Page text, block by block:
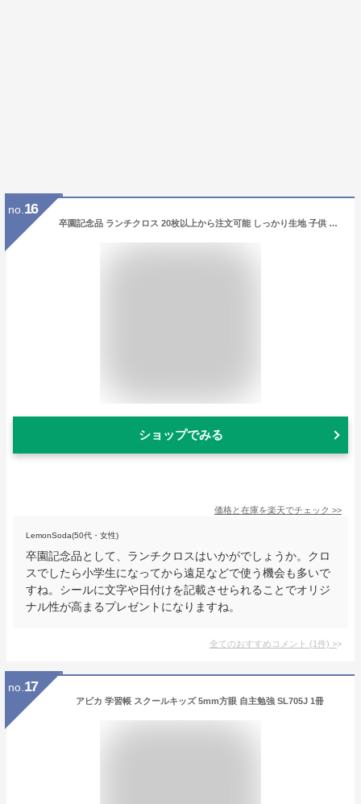
no. 16
卒園記念品 ランチクロス 20枚以上から注文可能 しっかり生地 子供 卒園 プチギフト 30×40cm 入園祝い 女の子 男の子 卒園記念 小学校 幼稚園 園児 キッズ 入学祝い 人気 子供会 景品 保育園 プレゼント ネームタグ付き 小分け 個包装 オリジナルラベル対応 長方形
ショップでみる
価格と在庫を楽天でチェック >>
LemonSoda(50代・女性)
卒園記念品として、ランチクロスはいかがでしょうか。クロ
スでしたら小学生になってから遠足などで使う機会も多いで
すね。シールに文字や日付けを記載させられることでオリジ
ナル性が高まるプレゼントになりますね。
全てのおすすめコメント (1件) >
no. 17
アピカ 学習帳 スクールキッズ 5mm方眼 自主勉強 SL705J 1冊